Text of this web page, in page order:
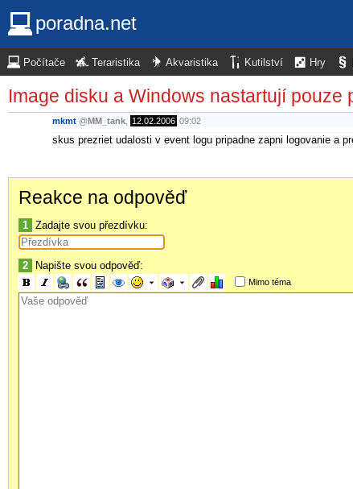
poradna.net
Počítače Teraristika Akvaristika Kutilství Hry
Image disku a Windows nastartují pouze
mkmt @MM_tank 12.02.2006 09:02
skus prezriet udalosti v event logu pripadne zapni logovanie a
Reakce na odpověď
1 Zadajte svou přezdívku:
2 Napište svou odpověď:
Mimo téma